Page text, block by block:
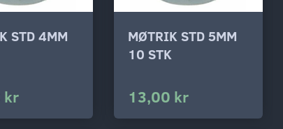
STD 4MM
kr
MØTRIK STD 5MM
10 STK
13,00 kr